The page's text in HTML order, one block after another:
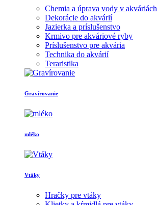
Chemia a úprava vody v akváriách
Dekorácie do akvárií
Jazierka a príslušenstvo
Krmivo pre akváriové ryby
Príslušenstvo pre akvária
Technika do akvárií
Teraristika
Gravírovanie
mléko
Vtáky
Hračky pre vtáky